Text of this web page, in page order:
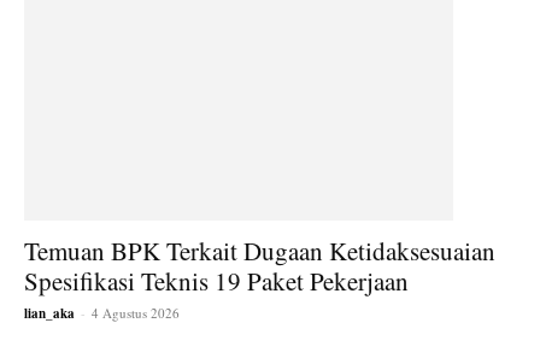
Temuan BPK Terkait Dugaan Ketidaksesuaian
Spesifikasi Teknis 19 Paket Pekerjaan
lian_aka - 4 Agustus 2026